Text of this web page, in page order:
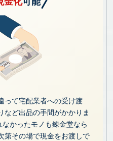
って宅配業者への受け渡
など出品の手間がかかりま
なかったモノも錬金堂なら
第その場で現金をお渡しで